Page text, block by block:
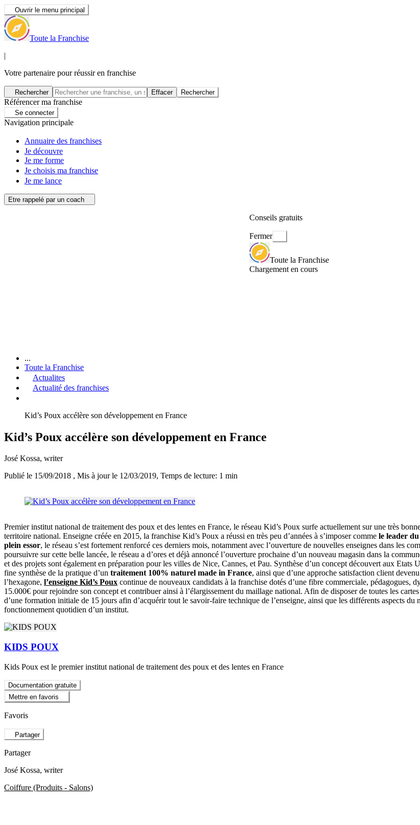
Ouvrir le menu principal
Toute la Franchise
|
Votre partenaire pour réussir en franchise
Rechercher Effacer Rechercher
Référencer ma franchise
Se connecter
Navigation principale
Annuaire des franchises
Je découvre
Je me forme
Je choisis ma franchise
Je me lance
Etre rappelé par un coach
Conseils gratuits
Fermer
Toute la Franchise
Chargement en cours
...
Toute la Franchise
Actualites
Actualité des franchises
Kid’s Poux accélère son développement en France
Kid’s Poux accélère son développement en France
José Kossa, writer
Publié le 15/09/2018 , Mis à jour le 12/03/2019, Temps de lecture: 1 min
Premier institut national de traitement des poux et des lentes en France, le réseau Kid’s Poux surfe actuellement sur une très
territoire national. Enseigne créée en 2015, la franchise Kid’s Poux a réussi en très peu d’années à s’imposer comme le leader
plein essor, le réseau s’est fortement renforcé ces derniers mois, notamment avec l’ouverture de nouvelles enseignes dans les
poursuivre sur cette belle lancée, le réseau a d’ores et déjà annoncé l’ouverture prochaine d’un nouveau magasin dans la
et des projets sont également en préparation pour les villes de Nice, Cannes, et Pau. Synthèse d’un concept découvert aux Etats
fine synthèse de la pratique d’un traitement 100% naturel made in France, ainsi que d’une approche satisfaction client
l’hexagone, l’enseigne Kid’s Poux continue de nouveaux candidats à la franchise dotés d’une fibre commerciale, pédagogues,
15.000€ pour rejoindre son concept et contribuer ainsi à l’élargissement du maillage national. Afin de disposer de toutes les
d’une formation initiale de 15 jours afin d’acquérir tout le savoir-faire technique de l’enseigne, ainsi que les différents aspects
fonctionnement quotidien d’un institut.
KIDS POUX
Kids Poux est le premier institut national de traitement des poux et des lentes en France
Documentation gratuite
Mettre en favoris
Favoris
Partager
Partager
José Kossa, writer
Coiffure (Produits - Salons)